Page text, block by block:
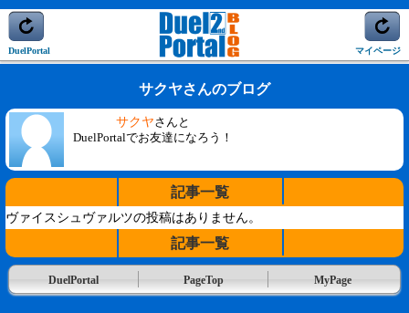
DuelPortal マイページ
サクヤさんのブログ
サクヤさんと
DuelPortalでお友達になろう！
記事一覧
ヴァイスシュヴァルツの投稿はありません。
記事一覧
DuelPortal PageTop MyPage